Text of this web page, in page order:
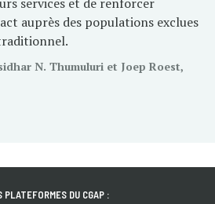
auprès des populations exclues
N. Thumuluri et Joep Roest,
PLATEFORMES DU CGAP :